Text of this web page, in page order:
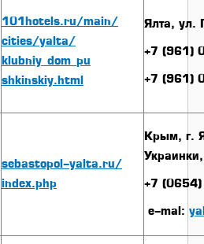
101hotels.ru/main/
cities/yalta/
klubniy_dom_pu
shkinskiy.html
Ялта, ул.
+7 (961)
+7 (961)
sebastopol-yalta.ru/
index.php
Крым, г.
+7
e-mal: